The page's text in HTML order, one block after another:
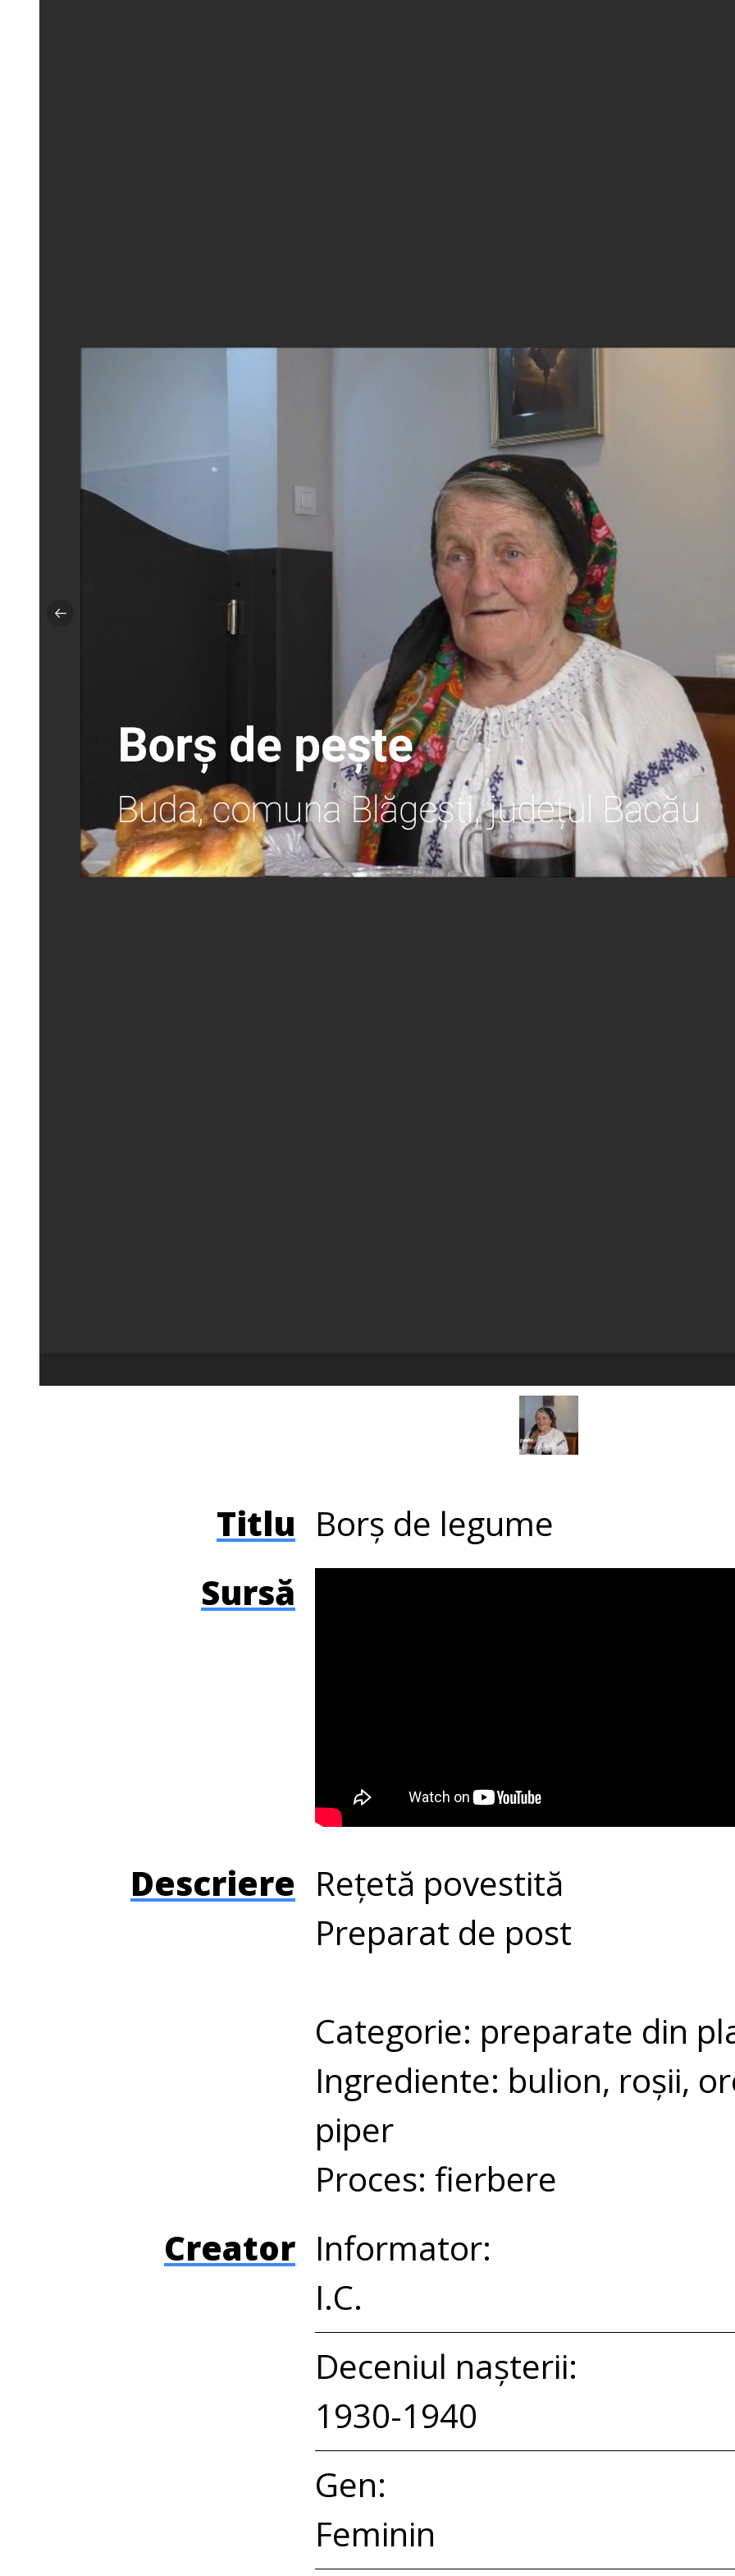
Titlu Borș de legume
Sursă
Descriere Rețetă povestită
Preparat de post
Categorie: preparate din
Ingrediente: bulion, roșii,
piper
Proces: fierbere
Creator Informator:
I.C.
Deceniul nașterii:
1930-1940
Gen:
Feminin